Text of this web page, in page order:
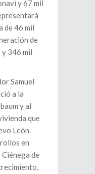
y 67 mil
de 46 mil
de
346 mil
Samuel
a la
y al
que
León.
en
de